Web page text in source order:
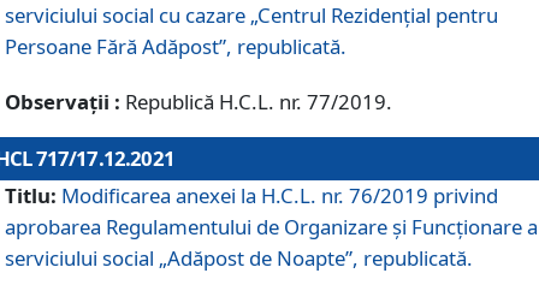
serviciului social cu cazare „Centrul Rezidențial pentru
Persoane Fără Adăpost”, republicată.
Observații : Republică H.C.L. nr. 77/2019.
717/17.12.2021
Titlu: Modificarea anexei la H.C.L. nr. 76/2019 privind
aprobarea Regulamentului de Organizare şi Funcționare
serviciului social „Adăpost de Noapte”, republicată.